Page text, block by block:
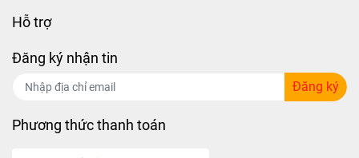
Hỗ trợ
Đăng ký nhận tin
Đăng ký
Phương thức thanh toán